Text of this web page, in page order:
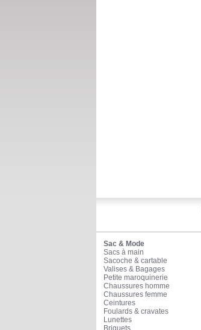
Sac & Mode
Sacs à main
Sacoche & cartable
Valises & Bagages
Petite maroquinerie
Chaussures homme
Chaussures femme
Ceintures
Foulards & cravates
Lunettes
Briquets